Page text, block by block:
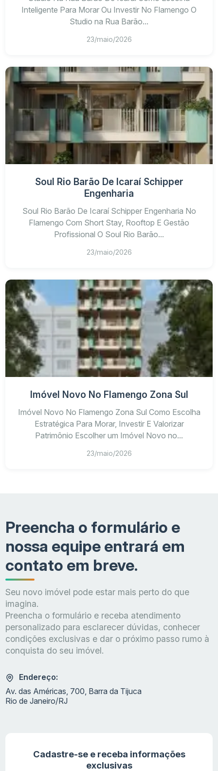
Inteligente Para Morar Ou Investir No Flamengo O
Studio na Rua Barão...
23/maio/2026
Soul Rio Barão De Icaraí Schipper
Engenharia
Soul Rio Barão De Icaraí Schipper Engenharia No
Flamengo Com Short Stay, Rooftop E Gestão
Profissional O Soul Rio Barão...
23/maio/2026
Imóvel Novo No Flamengo Zona Sul
Imóvel Novo No Flamengo Zona Sul Como Escolha
Estratégica Para Morar, Investir E Valorizar
Patrimônio Escolher um Imóvel Novo no...
23/maio/2026
Preencha o formulário e
nossa equipe entrará em
contato em breve.
Seu novo imóvel pode estar mais perto do que
imagina.
Preencha o formulário e receba atendimento
personalizado para esclarecer dúvidas, conhecer
condições exclusivas e dar o próximo passo rumo à
conquista do seu imóvel.
Endereço:
Av. das Américas, 700, Barra da Tijuca
Rio de Janeiro/RJ
Cadastre-se e receba informações
exclusivas